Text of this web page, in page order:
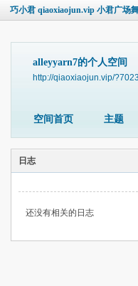
巧小君 qiaoxiaojun.vip 小君广场
alleyyarn7的个人空间
http://qiaoxiaojun.vip/
空间首页 主题
日志
还没有相关的日志